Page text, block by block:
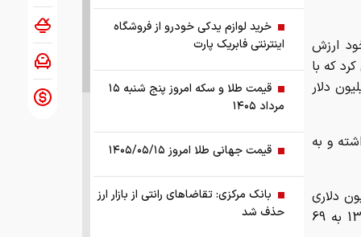
واحد اطلاعات اکونوميست در گزارش ماه دسامبر 2011 خود ارزش
پيش‌بيني کرد كه با
اين شاخص در سال جاري به 66 ميليارد و 900 ميليون دلار
دلار کاهش داشته و به
1392 براي ايران واردات 67 ميليارد و 900 ميليون دلاري
پيش‌بيني شده است که اين شاخص با دو ميليارد دلار افزايش در سال 1393 به 69
خرید لوازم یدکی خودرو از فروشگاه
اینترنتی فابریک پارت
قیمت طلا و سکه امروز پنج شنبه ۱۵
مرداد ۱۴۰۵
قیمت جهانی طلا امروز ۱۴۰۵/۰۵/۱۵
بانک مرکزی: تقاضا‌های رانتی از بازار ارز
حذف شد